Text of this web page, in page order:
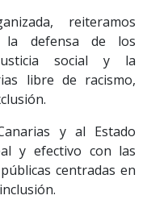
reiteramos
la defensa de los
social y la
libre de racismo,
y al Estado
y efectivo con las
centradas en